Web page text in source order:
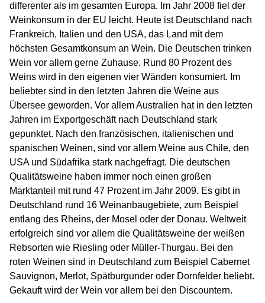
differenter als im gesamten Europa. Im Jahr 2008 fiel der
Weinkonsum in der EU leicht. Heute ist Deutschland nach
Frankreich, Italien und den USA, das Land mit dem
höchsten Gesamtkonsum an Wein. Die Deutschen trinken
Wein vor allem gerne Zuhause. Rund 80 Prozent des
Weins wird in den eigenen vier Wänden konsumiert. Im
beliebter sind in den letzten Jahren die Weine aus
Übersee geworden. Vor allem Australien hat in den letzten
Jahren im Exportgeschäft nach Deutschland stark
gepunktet. Nach den französischen, italienischen und
spanischen Weinen, sind vor allem Weine aus Chile, den
USA und Südafrika stark nachgefragt. Die deutschen
Qualitätsweine haben immer noch einen großen
Marktanteil mit rund 47 Prozent im Jahr 2009. Es gibt in
Deutschland rund 16 Weinanbaugebiete, zum Beispiel
entlang des Rheins, der Mosel oder der Donau. Weltweit
erfolgreich sind vor allem die Qualitätsweine der weißen
Rebsorten wie Riesling oder Müller-Thurgau. Bei den
roten Weinen sind in Deutschland zum Beispiel Cabernet
Sauvignon, Merlot, Spätburgunder oder Dornfelder beliebt.
Gekauft wird der Wein vor allem bei den Discountern.